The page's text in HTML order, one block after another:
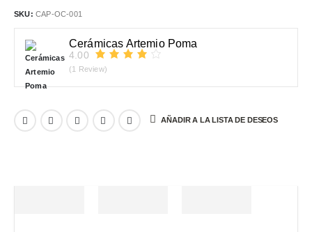
SKU: CAP-OC-001
Cerámicas Artemio Poma
4.00
(1 Review)
AÑADIR A LA LISTA DE DESEOS